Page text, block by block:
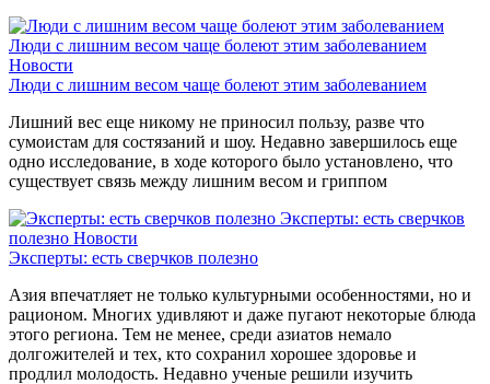
Люди с лишним весом чаще болеют этим заболеванием
Новости
Люди с лишним весом чаще болеют этим заболеванием
Лишний вес еще никому не приносил пользу, разве что
сумоистам для состязаний и шоу. Недавно завершилось еще
одно исследование, в ходе которого было установлено, что
существует связь между лишним весом и гриппом
Эксперты: есть сверчков
полезно Новости
Эксперты: есть сверчков полезно
Азия впечатляет не только культурными особенностями, но и
рационом. Многих удивляют и даже пугают некоторые блюда
этого региона. Тем не менее, среди азиатов немало
долгожителей и тех, кто сохранил хорошее здоровье и
продлил молодость. Недавно ученые решили изучить